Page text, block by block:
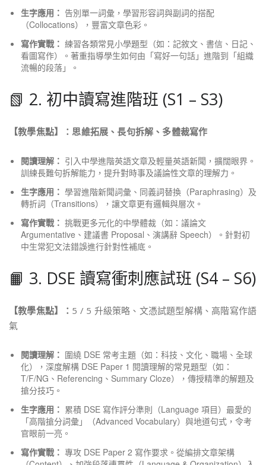
生字應用： 告別單一詞彙，學習形容詞與副詞的搭配
（Collocations），豐富文章色彩。
寫作實戰： 練習各類常見小學題型（如：記敘文、書信、日記、
看圖寫作）。著重指導學生如何由「寫好一句話」進階到「組織
流暢的段落」。
📗 2. 初中讀寫進階班 (S1 – S3)
【教學焦點】：思維拓展、長句拆解、多體裁寫作
閱讀理解： 引入中學進階英語文章及輕量英語新聞，擴闊眼界。
訓練長難句拆解能力，提升對時事及議論性文章的理解力。
生字應用： 學習進階新聞詞彙、同義詞替換（Paraphrasing）及
轉折詞（Transitions），讓文章更有邏輯與層次。
寫作實戰： 挑戰更多元化的中學體裁（如：議論文
Argumentative、建議書 Proposal、演講辭 Speech）。針對初
中生常犯文法錯誤進行針對性補底。
📙 3. DSE 讀寫衝刺應試班 (S4 – S6)
【教學焦點】： 5 / 5 升級策略、文憑試題型解構、高階寫作語
氣
閱讀理解： 圍繞 DSE 常考主題（如：科技、文化、職場、全球
化），深度解構 DSE Paper 1 閱讀理解的常見題型（如：
T/F/NG、Referencing、Summary Cloze），傳授精準的解題及
搶分技巧。
生字應用： 累積 DSE 寫作評分準則（Language 項目）最愛的
「高階搶分詞彙」（Advanced Vocabulary）與地道句式，令考
官眼前一亮。
寫作實戰： 專攻 DSE Paper 2 寫作要求。從編排文章架構